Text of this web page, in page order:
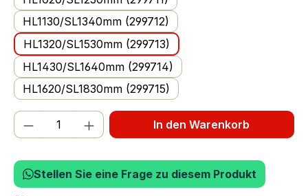
HL1130/SL1340mm (299712)
HL1320/SL1530mm (299713)
HL1430/SL1640mm (299714)
HL1620/SL1830mm (299715)
Produkt Anzahl: Gib den gewünschten
In den Warenkorb
Stellen Sie eine Frage zu diesem Produkt